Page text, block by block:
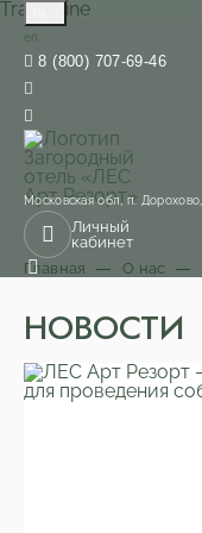
English
en
8 (800) 707-69-46
Московская обл, п. Дорохово,
Личный
кабинет
TravelLine
Главная О нас
НОВОСТИ